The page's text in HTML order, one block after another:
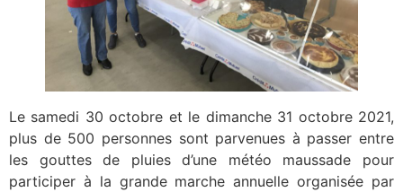
Le samedi 30 octobre et le dimanche 31 octobre 2021,
plus de 500 personnes sont parvenues à passer entre
les gouttes de pluies d’une météo maussade pour
participer à la grande marche annuelle organisée par